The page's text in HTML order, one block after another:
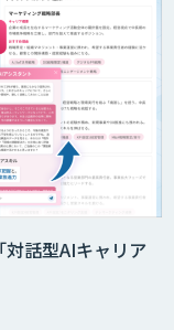
対話型AIキャリア